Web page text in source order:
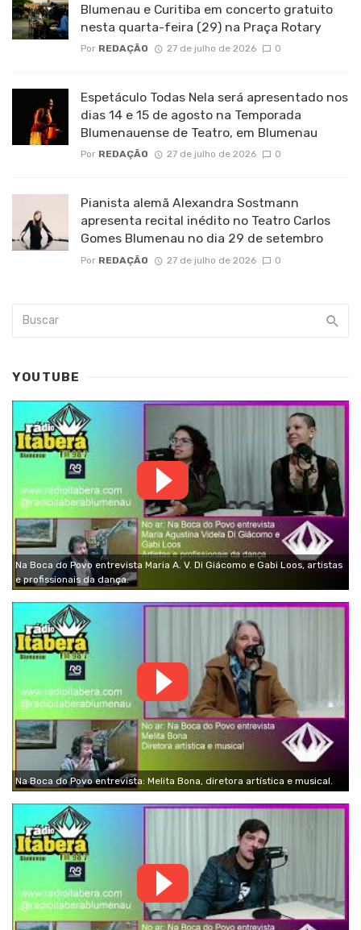
Blumenau e Curitiba em concerto gratuito
nesta quarta-feira (29) na Praça Rotary
Por REDAÇÃO 27 de julho de 2026 0
Espetáculo Todas Nela será apresentado nos
dias 14 e 15 de agosto na Temporada
Blumenauense de Teatro, em Blumenau
Por REDAÇÃO 27 de julho de 2026 0
Pianista alemã Alexandra Sostmann
apresenta recital inédito no Teatro Carlos
Gomes Blumenau no dia 29 de setembro
Por REDAÇÃO 27 de julho de 2026 0
YOUTUBE
Na Boca do Povo entrevista Maria A. V. Di Giácomo e Gabi Loos, artistas
e profissionais da dança.
Na Boca do Povo entrevista: Melita Bona, diretora artística e musical.